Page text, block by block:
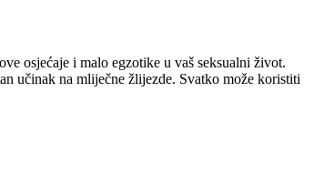
osjećaje i malo egzotike u vaš seksualni život.
učinak na mliječne žlijezde. Svatko može koristiti